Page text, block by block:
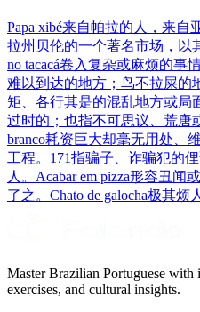
Papa xibé来自帕拉的人，来自
拉州贝伦的一个著名市场，以
no tacacá卷入复杂或麻烦的事情
难以到达的地方；鸟不拉屎的
矩、各行其是的混乱地方或局
过时的；也指不可思议、荒唐
branco耗资巨大却毫无用处、
工程。 171指骗子、诈骗犯的
人。 Acabar em pizza形容丑闻
了之。 Chato de galocha极其烦
Master Brazilian Portuguese with
exercises, and cultural insights.